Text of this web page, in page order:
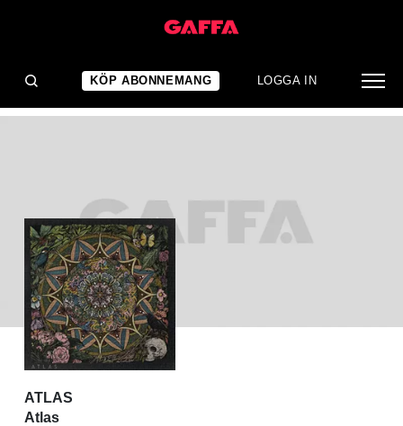
KÖP ABONNEMANG LOGGA IN
ALBUMRECENSION
Atlas: Atlas
ATLAS
Atlas